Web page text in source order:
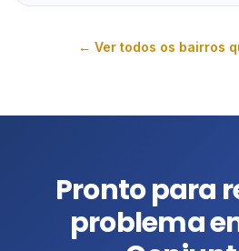
← Ver todos os bairros
Pronto para
problema